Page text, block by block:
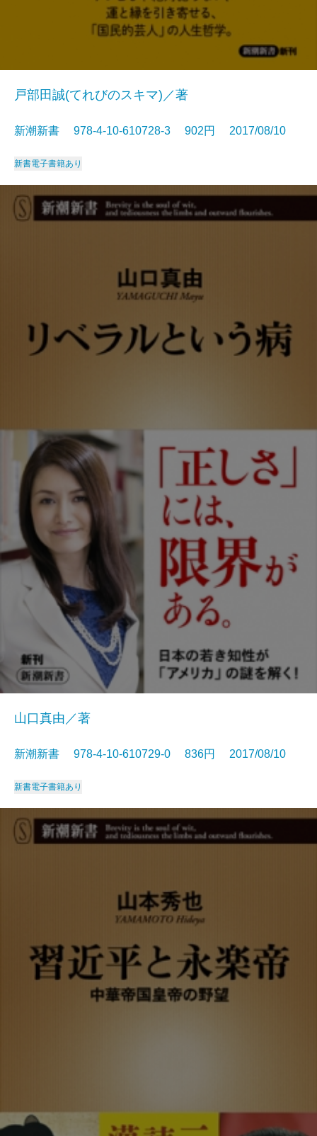
戸部田誠(てれびのスキマ)／著
新潮新書 978-4-10-610728-3 902円 2017/08/10
新書電子書籍あり
山口真由／著
新潮新書 978-4-10-610729-0 836円 2017/08/10
新書電子書籍あり